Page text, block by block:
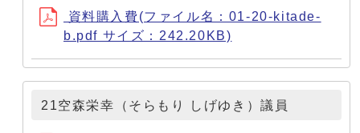
資料購入費(ファイル名：01-20-kitade-
b.pdf サイズ：242.20KB)
21空森栄幸（そらもり しげゆき）議員